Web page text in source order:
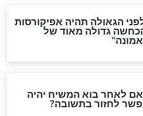
החשאי של טראמפ
בלי שקיפות ועם הרבה